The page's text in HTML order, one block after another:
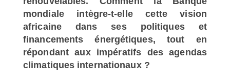
mondiale intègre-t-elle cette vision
africaine dans ses politiques et
financements énergétiques, tout en
répondant aux impératifs des agendas
climatiques internationaux ?